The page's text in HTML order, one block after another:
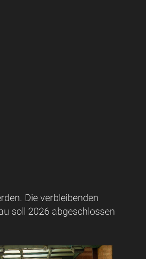
Die verbleibenden
soll 2026 abgeschlossen